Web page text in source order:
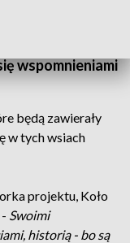
wspomnieniami
będą zawierały
w tych wsiach
projektu, Koło
Swoimi
historią - bo są